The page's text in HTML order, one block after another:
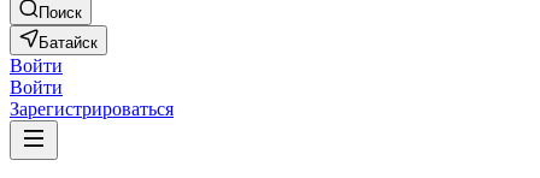
Поиск
Батайск
Войти
Войти
Зарегистрироваться